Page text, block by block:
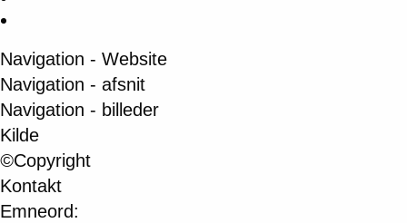
Navigation - Website
Navigation - afsnit
Navigation - billeder
Kilde
©Copyright
Kontakt
Emneord: